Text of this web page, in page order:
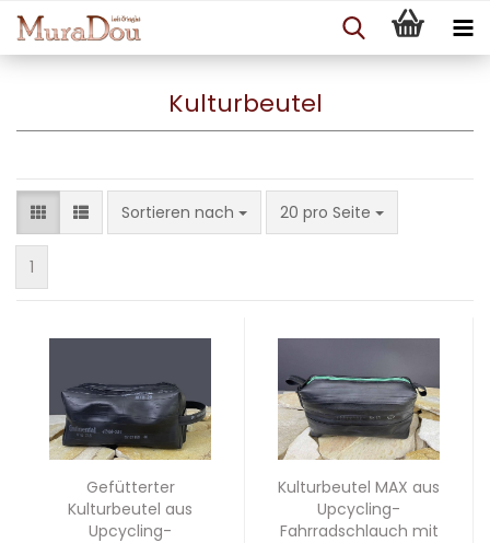
Kulturbeutel
Sortieren nach
Sortieren nach 20 pro Seite
pro Seite
1
Gefütterter
Kulturbeutel aus
Upcycling-
Kulturbeutel MAX aus
Upcycling-
Fahrradschlauch mit